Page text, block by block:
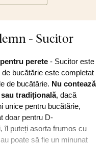
- Sucitor
perete - Sucitor este
de bucătărie este completat
de bucătărie. Nu contează
tradițională, dacă
unice pentru bucătărie,
doar pentru D-
îl puteți asorta frumos cu
poate să fie un minunat